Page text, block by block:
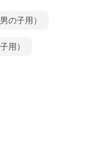
の子用）
用）